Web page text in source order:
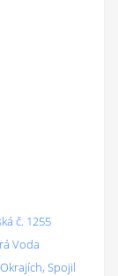
č. 1255
Voda
Spojil